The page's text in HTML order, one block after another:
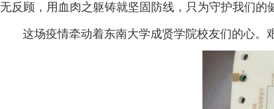
无反顾，用血肉之躯铸就坚固防线，只为守护我们的
这场疫情牵动着东南大学成贤学院校友们的心